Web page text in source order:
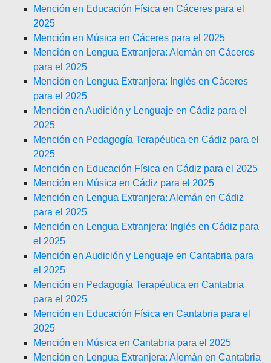
Mención en Educación Física en Cáceres para el
2025
Mención en Música en Cáceres para el 2025
Mención en Lengua Extranjera: Alemán en Cáceres
para el 2025
Mención en Lengua Extranjera: Inglés en Cáceres
para el 2025
Mención en Audición y Lenguaje en Cádiz para el
2025
Mención en Pedagogía Terapéutica en Cádiz para el
2025
Mención en Educación Física en Cádiz para el 2025
Mención en Música en Cádiz para el 2025
Mención en Lengua Extranjera: Alemán en Cádiz
para el 2025
Mención en Lengua Extranjera: Inglés en Cádiz para
el 2025
Mención en Audición y Lenguaje en Cantabria para
el 2025
Mención en Pedagogía Terapéutica en Cantabria
para el 2025
Mención en Educación Física en Cantabria para el
2025
Mención en Música en Cantabria para el 2025
Mención en Lengua Extranjera: Alemán en Cantabria